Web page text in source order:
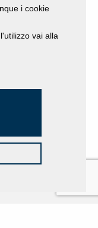
i cookie
vai alla